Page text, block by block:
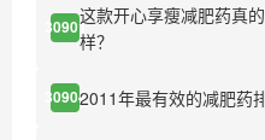
30901
这款开心享瘦减肥药真
样？
309042011年最有效的减肥药